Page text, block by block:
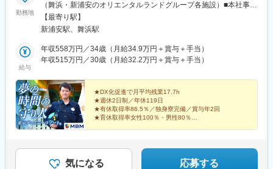
勤務地
（舞浜・新浦安のオリエンタルランドグループ各施設）■本社事務
所：千葉県浦安市美浜1-9-2 浦安ブライトンビル4階■舞浜事務
所：千葉県浦安市舞浜1-1 (株)オリエンタルランド内D館2階＜ポ
テル・トイストーリーホテル・ファンタジースプリングスホテ
ル・舞浜アンフィシアター・新浦安のオリエンタルランド本社ビ
テナンス・パーク内の施設やレストランの厨房＼ POINT！／★独
身寮あり！浦安市内に1Kタイプのお部屋を独身寮としてご用意
（当社規程あり）。家賃：2万5000円／月で、通勤や生活にも便
利な立地です。※配属先により勤務地が異なります（上記住所以外
での勤務となる可能性もございます）※受動喫煙対策：あり（喫煙
【最寄り駅】
新浦安駅、舞浜駅
給与
年収558万円／34歳（月給34.9万円＋賞与＋手当）
年収515万円／30歳（月給32.2万円＋賞与＋手当）
★DX化促進で月平均残業17.7h
★週休2日制／年休119日
★有休取得率86.5％／独身寮完備／賞与年2回
★育休取得率女性100％・男性80％
（R）』の安全を支える。
気になる 応募する